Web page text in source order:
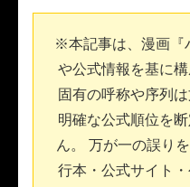
※本記事は、漫画『
や公式情報を基に
固有の呼称や序列
明確な公式順位を
ん。 万が一の誤り
行本・公式サイト